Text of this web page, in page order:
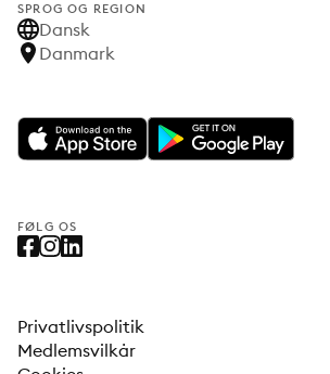
SPROG OG REGION
Dansk
Danmark
FØLG OS
Privatlivspolitik
Medlemsvilkår